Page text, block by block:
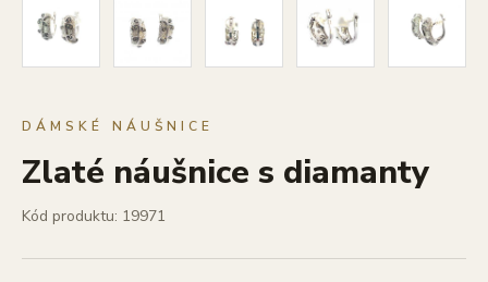
DÁMSKÉ NÁUŠNICE
Zlaté náušnice s diamanty
Kód produktu: 19971